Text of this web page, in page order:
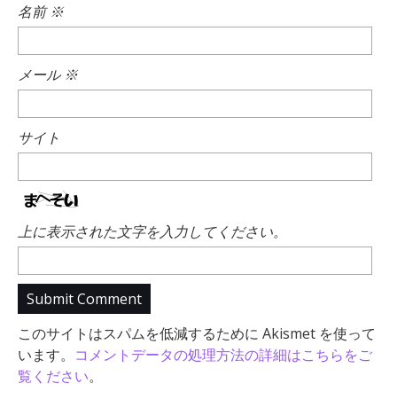
名前※
メール ※
サイト
上に表示された文字を入力してください。
このサイトはスパムを低減するために Akismet を使って
います。 コメントデータの処理方法の詳細はこちらをご
覧ください。